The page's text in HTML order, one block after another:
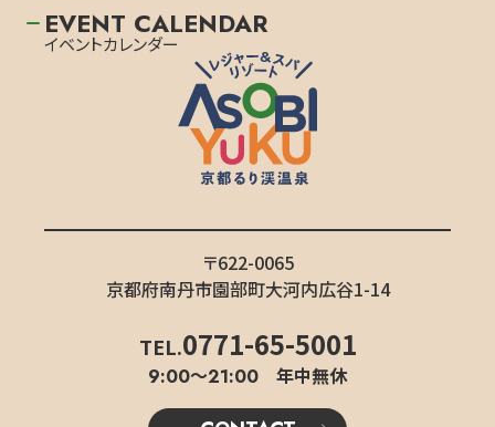
EVENT CALENDAR
イベントカレンダー
〒622-0065
京都府南丹市園部町大河内広谷1-14
TEL.0771-65-5001
9:00〜21:00 年中無休